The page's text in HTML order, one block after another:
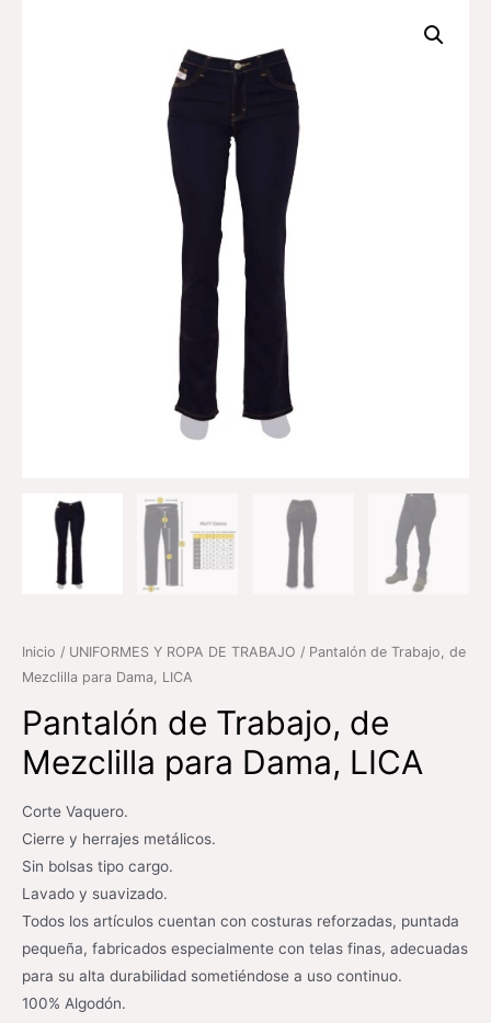
Inicio / UNIFORMES Y ROPA DE TRABAJO / Pantalón de Trabajo, de
Mezclilla para Dama, LICA
Pantalón de Trabajo, de
Mezclilla para Dama, LICA
Corte Vaquero.
Cierre y herrajes metálicos.
Sin bolsas tipo cargo.
Lavado y suavizado.
Todos los artículos cuentan con costuras reforzadas, puntada
pequeña, fabricados especialmente con telas finas, adecuadas
para su alta durabilidad sometiéndose a uso continuo.
100% Algodón.